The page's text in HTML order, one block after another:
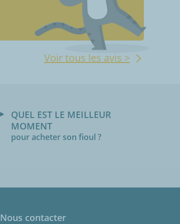
Voir tous les avis >
QUEL EST LE MEILLEUR
MOMENT
pour acheter son fioul ?
Nous contacter